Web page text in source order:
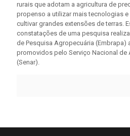
rurais que adotam a agricultura de
propenso a utilizar mais tecnologias
cultivar grandes extensões de terras.
constatações de uma pesquisa
de Pesquisa Agropecuária (Embrapa)
promovidos pelo Serviço Nacional de
(Senar).